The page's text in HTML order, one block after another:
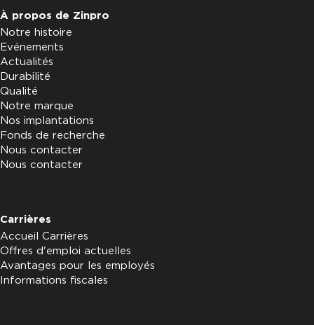
À propos de Zinpro
Notre histoire
Evénements
Actualités
Durabilité
Qualité
Notre marque
Nos implantations
Fonds de recherche
Nous contacter
Nous contacter
Carrières
Accueil Carrières
Offres d'emploi actuelles
Avantages pour les employés
Informations fiscales